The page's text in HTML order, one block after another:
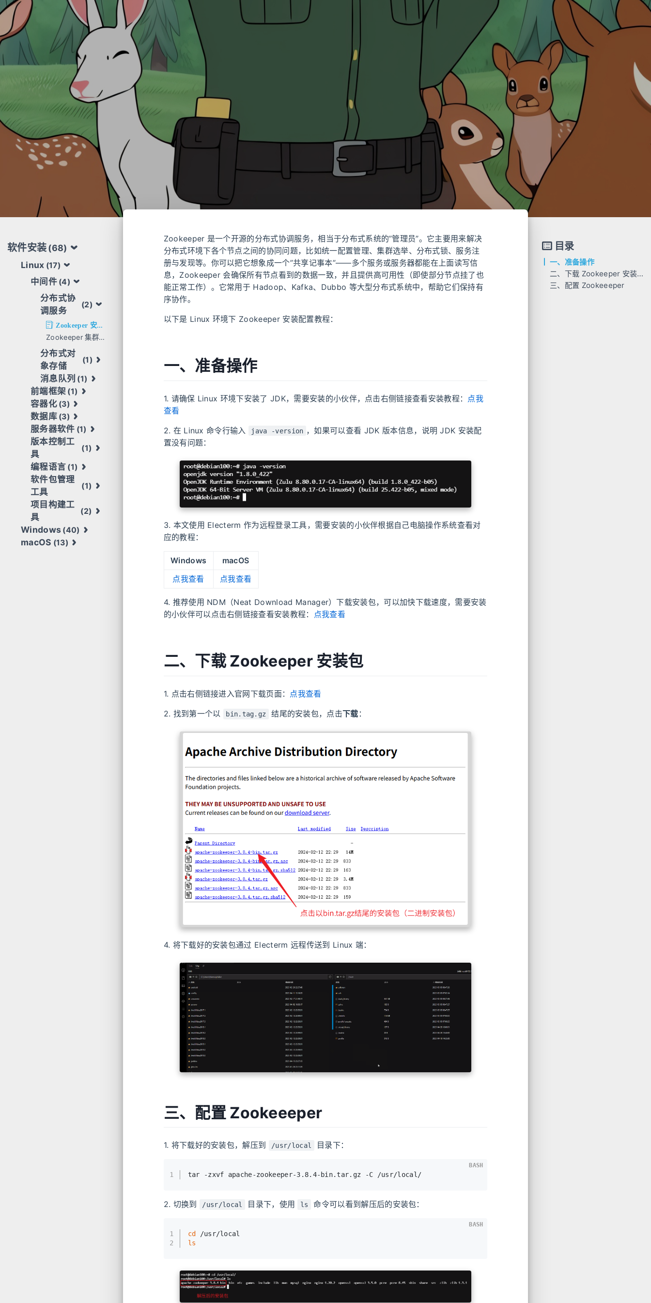
软件安装(68)
Linux (17)
中间件 (4)
分布式协
调服务
(2)
Zookeeper 安装配置教程（Linux通用版）
Zookeeper 集群配置教程（Linux通用版）
分布式对
象存储
(1)
消息队列 (1)
前端框架 (1)
容器化 (3)
数据库 (3)
服务器软件 (1)
版本控制工
具
(1)
编程语言 (1)
软件包管理
工具
(1)
项目构建工
具
(2)
Windows (40)
macOS (13)
Zookeeper 是一个开源的分布式协调服务，相当于分布式系统的”管理员”。它主要用来解决
分布式环境下各个节点之间的协同问题，比如统一配置管理、集群选举、分布式锁、服务注
册与发现等。你可以把它想象成一个”共享记事本”——多个服务或服务器都能在上面读写信
息，Zookeeper 会确保所有节点看到的数据一致，并且提供高可用性（即使部分节点挂了也
能正常工作）。它常用于 Hadoop、Kafka、Dubbo 等大型分布式系统中，帮助它们保持有
序协作。
以下是 Linux 环境下 Zookeeper 安装配置教程：
一、准备操作
1. 请确保 Linux 环境下安装了 JDK，需要安装的小伙伴，点击右侧链接查看安装教程： 点我
查看
2. 在 Linux 命令行输入 java -version ，如果可以查看 JDK 版本信息，说明 JDK 安装配
置没有问题：
3. 本文使用 Electerm 作为远程登录工具，需要安装的小伙伴根据自己电脑操作系统查看对
应的教程：
Windows
macOS
点我查看
点我查看
4. 推荐使用 NDM（Neat Download Manager）下载安装包，可以加快下载速度，需要安装
的小伙伴可以点击右侧链接查看安装教程：
点我查看
二、下载 Zookeeper 安装包
1. 点击右侧链接进入官网下载页面： 点我查看
2. 找到第一个以 bin.tag.gz 结尾的安装包，点击下载 ：
4. 将下载好的安装包通过 Electerm 远程传送到 Linux 端：
三、配置 Zookeeeper
1. 将下载好的安装包，解压到 /usr/local 目录下：
1 tar -zxvf apache-zookeeper-3.8.4-bin.tar.gz -C /usr/local/
BASH
2. 切换到 /usr/local 目录下，使用 ls 命令可以看到解压后的安装包：
1
2
cd
/usr/local
ls
BASH
目录
一、准备操作
二、下载 Zookeeper 安装包
三、配置 Zookeeeper